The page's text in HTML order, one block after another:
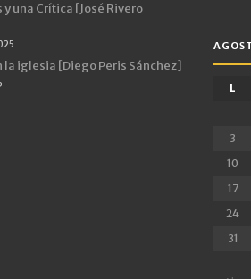
y una Crítica [José Rivero
la iglesia [Diego Peris Sánchez]
L
3
10
17
24
31